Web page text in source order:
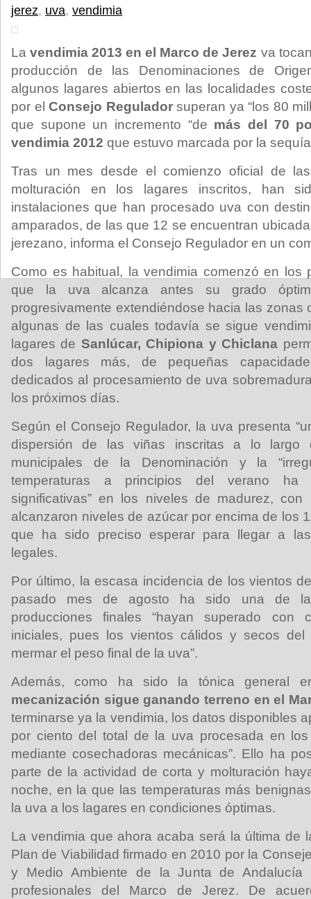
jerez, uva, vendimia
Lavendimia 2013 en el Marco de Jerez va
producción de las Denominaciones de
algunos lagares abiertos en las localidades
por elConsejo Reguladorsuperan ya “los 80
que supone un incremento “de más del 70
vendimia 2012 que estuvo marcada por la
Tras un mes desde el comienzo oficial de
molturación en los lagares inscritos, han
instalaciones que han procesado uva con
amparados, de las que 12 se encuentran
jerezano, informa el Consejo Regulador en un
Como es habitual, la vendimia comenzó en los
que la uva alcanza antes su grado
progresivamente extendiéndose hacia las zonas
algunas de las cuales todavía se sigue
lagares de Sanlúcar, Chipiona y Chiclana
dos lagares más, de pequeñas
dedicados al procesamiento de uva
los próximos días.
Según el Consejo Regulador, la uva presenta
dispersión de las viñas inscritas a lo largo
municipales de la Denominación y la
temperaturas a principios del verano ha
significativas” en los niveles de madurez, con
alcanzaron niveles de azúcar por encima de los
que ha sido preciso esperar para llegar a
legales.
Por último, la escasa incidencia de los vientos
pasado mes de agosto ha sido una de
producciones finales “hayan superado con
iniciales, pues los vientos cálidos y secos del
mermar el peso final de la uva”.
Además, como ha sido la tónica general
mecanización sigue ganando terreno en el
terminarse ya la vendimia, los datos disponibles
por ciento del total de la uva procesada en
mediante cosechadoras mecánicas”. Ello ha
parte de la actividad de corta y molturación
noche, en la que las temperaturas más
la uva a los lagares en condiciones óptimas.
La vendimia que ahora acaba será la última de
Plan de Viabilidad firmado en 2010 por la
y Medio Ambiente de la Junta de Andalucía
profesionales del Marco de Jerez. De